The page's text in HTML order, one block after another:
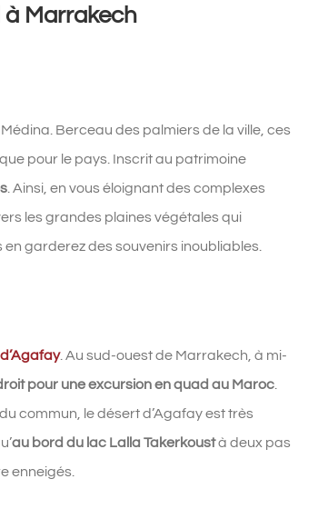
à Marrakech
Berceau des palmiers de la ville, ces
pour le pays. Inscrit au patrimoine
. Ainsi, en vous éloignant des complexes
les grandes plaines végétales qui
garderez des souvenirs inoubliables.
. Au sud-ouest de Marrakech, à mi-
pour une excursion en quad au Maroc.
commun, le désert d’Agafay est très
au bord du lac Lalla Takerkoustà deux pas
enneigés.